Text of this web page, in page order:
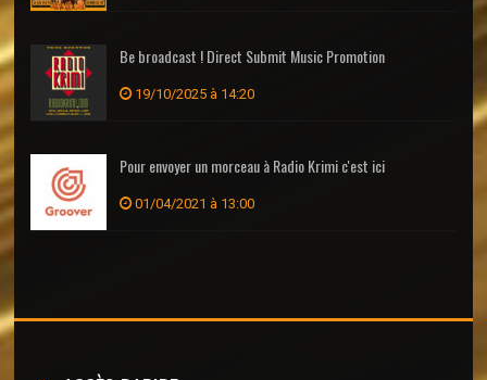
Be broadcast ! Direct Submit Music Promotion
19/10/2025 à 14:20
Pour envoyer un morceau à Radio Krimi c'est ici
01/04/2021 à 13:00